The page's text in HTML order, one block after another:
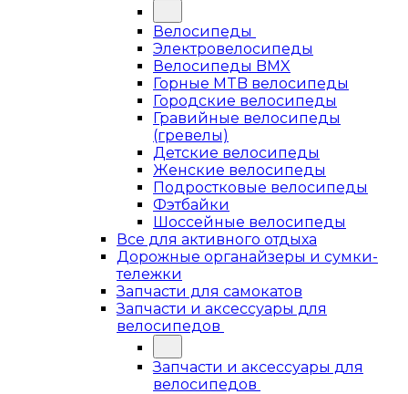
Велосипеды
Электровелосипеды
Велосипеды BMX
Горные MTB велосипеды
Городские велосипеды
Гравийные велосипеды
(гревелы)
Детские велосипеды
Женские велосипеды
Подростковые велосипеды
Фэтбайки
Шоссейные велосипеды
Все для активного отдыха
Дорожные органайзеры и сумки-
тележки
Запчасти для самокатов
Запчасти и аксессуары для
велосипедов
Запчасти и аксессуары для
велосипедов